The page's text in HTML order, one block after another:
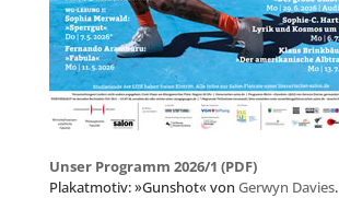
Unser Programm 2026/1 (PDF)
Plakatmotiv: »Gunshot« von Gerwyn Davies.